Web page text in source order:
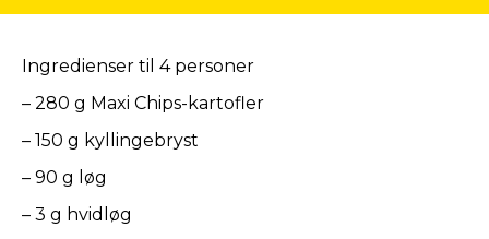
Ingredienser til 4 personer
– 280 g Maxi Chips-kartofler
– 150 g kyllingebryst
– 90 g løg
– 3 g hvidløg